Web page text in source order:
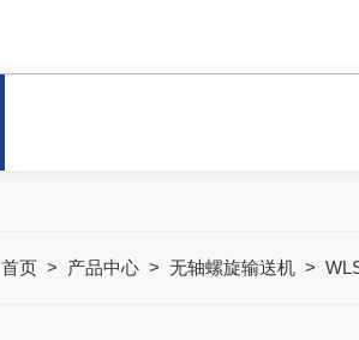
首页> 产品中心> 无轴螺旋输送机>